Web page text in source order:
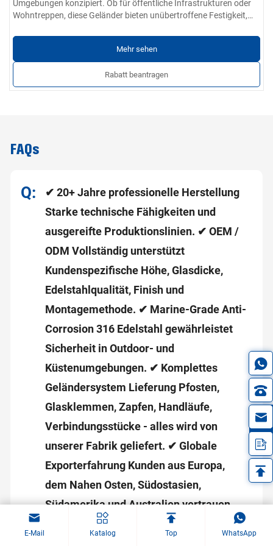
Umgebungen konzipiert. Ob für öffentliche Infrastrukturen oder
Wohntreppen, diese Geländer bieten unübertroffene Festigkeit,
ideale Treppengeländerlösung für Bauprojekte und öffentliche
Produktparameter:
304 / 201 / 316 / 430 rostfreier Stahl
Wanddicke:0,4 mm bis 5,0 mm
anpassbar
Mehr sehen
Rabatt beantragen
FAQs
✔ 20+ Jahre professionelle Herstellung
Starke technische Fähigkeiten und
ausgereifte Produktionslinien. ✔ OEM /
ODM Vollständig unterstützt
Kundenspezifische Höhe, Glasdicke,
Edelstahlqualität, Finish und
Montagemethode. ✔ Marine-Grade Anti-
Corrosion 316 Edelstahl gewährleistet
Sicherheit in Outdoor- und
Küstenumgebungen. ✔ Komplettes
Geländersystem Lieferung Pfosten,
Glasklemmen, Zapfen, Handläufe,
Verbindungsstücke - alles wird von
unserer Fabrik geliefert. ✔ Globale
Exporterfahrung Kunden aus Europa,
dem Nahen Osten, Südostasien,
Südamerika und Australien vertrauen
auf unsere Qualität. ✔ Strenge
E-Mail Katalog Top WhatsApp